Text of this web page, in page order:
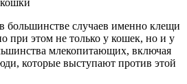
большинстве случаев именно клещи
при этом не только у кошек, но и у
млекопитающих, включая
которые выступают против этой